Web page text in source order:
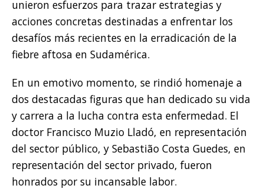
unieron esfuerzos para trazar estrategias y
acciones concretas destinadas a enfrentar los
desafíos más recientes en la erradicación de la
fiebre aftosa en Sudamérica.
En un emotivo momento, se rindió homenaje a
dos destacadas figuras que han dedicado su vida
y carrera a la lucha contra esta enfermedad. El
doctor Francisco Muzio Lladó, en representación
del sector público, y Sebastião Costa Guedes, en
representación del sector privado, fueron
honrados por su incansable labor.